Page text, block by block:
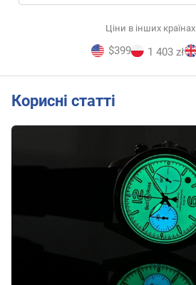
Ціни в інших країнах
$399 1 403 zł
Корисні статті